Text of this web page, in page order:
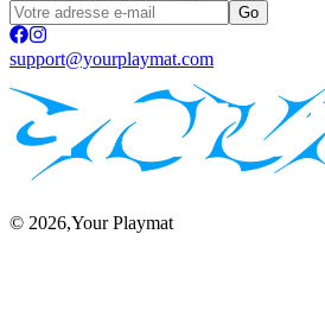
Go
support@yourplaymat.com
© 2026,Your Playmat